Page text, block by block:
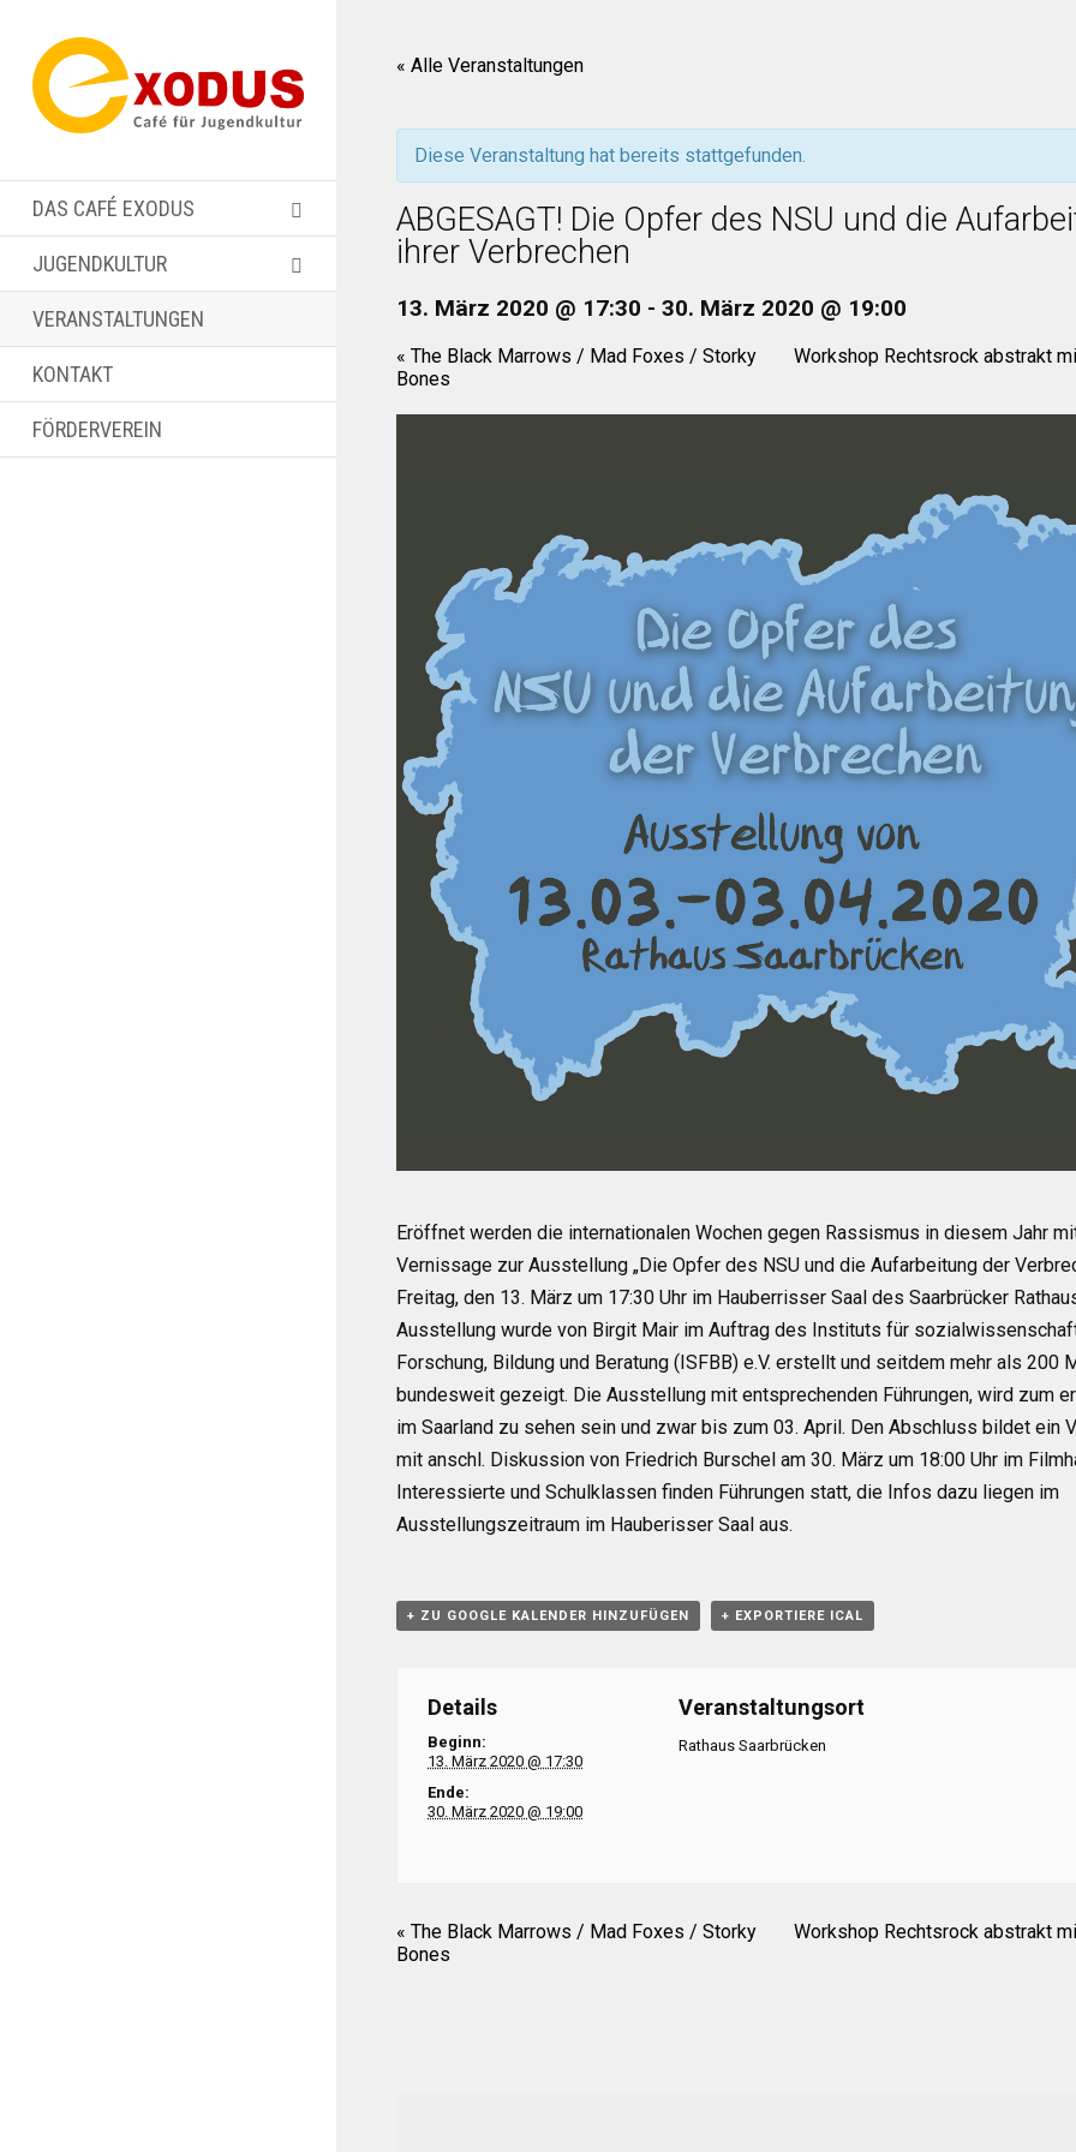
DAS CAFÉ EXODUS
JUGENDKULTUR
VERANSTALTUNGEN
KONTAKT
FÖRDERVEREIN
« Alle Veranstaltungen
Diese Veranstaltung hat bereits stattgefunden.
ABGESAGT! Die Opfer des NSU und die
ihrer Verbrechen
13. März 2020 @ 17:30 - 30. März 2020 @ 19:00
« The Black Marrows / Mad Foxes / Storky
Bones
Workshop Rechtsrock abstrakt
Eröffnet werden die internationalen Wochen gegen Rassismus in diesem Jahr
Vernissage zur Ausstellung „Die Opfer des NSU und die Aufarbeitung der
Freitag, den 13. März um 17:30 Uhr im Hauberrisser Saal des Saarbrücker
Ausstellung wurde von Birgit Mair im Auftrag des Instituts für
Forschung, Bildung und Beratung (ISFBB) e.V. erstellt und seitdem mehr als 200
bundesweit gezeigt. Die Ausstellung mit entsprechenden Führungen, wird zum
im Saarland zu sehen sein und zwar bis zum 03. April. Den Abschluss bildet ein
mit anschl. Diskussion von Friedrich Burschel am 30. März um 18:00 Uhr im
Interessierte und Schulklassen finden Führungen statt, die Infos dazu liegen im
Ausstellungszeitraum im Hauberisser Saal aus.
+ ZU GOOGLE KALENDER HINZUFÜGEN + EXPORTIERE ICAL
Details
Beginn:
13. März 2020 @ 17:30
Ende:
30. März 2020 @ 19:00
Veranstaltungsort
Rathaus Saarbrücken
« The Black Marrows / Mad Foxes / Storky
Bones
Workshop Rechtsrock abstrakt